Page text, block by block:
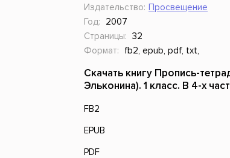
Издательство: Просвещение
Год:
2007
Страницы: 32
Формат:
fb2, epub, pdf, txt,
Скачать книгу Пропись-
Эльконина). 1 класс. В 4-х
FB2
EPUB
PDF